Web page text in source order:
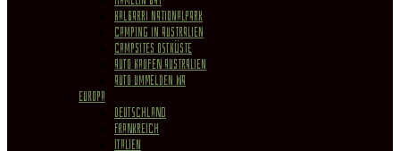
Kalbarri Nationalpark
Camping in Australien
Campsites Ostküste
Auto kaufen Australien
Auto ummelden WA
Europa
Deutschland
Frankreich
Italien